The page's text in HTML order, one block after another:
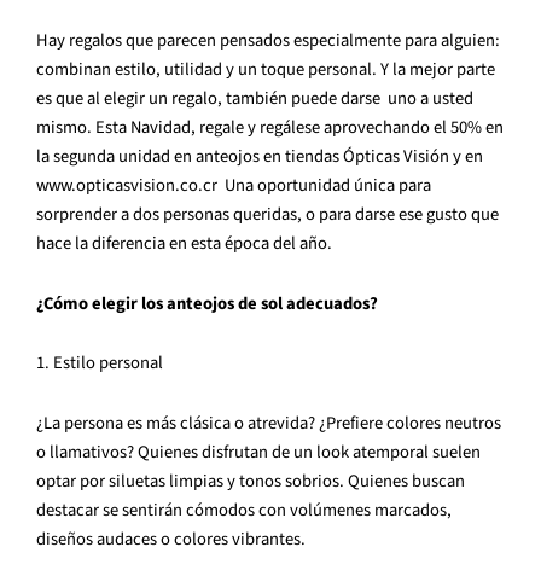
Hay regalos que parecen pensados especialmente para alguien:
combinan estilo, utilidad y un toque personal. Y la mejor parte
es que al elegir un regalo, también puede darse uno a usted
mismo. Esta Navidad, regale y regálese aprovechando el 50% en
la segunda unidad en anteojos en tiendas Ópticas Visión y en
www.opticasvision.co.cr Una oportunidad única para
sorprender a dos personas queridas, o para darse ese gusto que
hace la diferencia en esta época del año.
¿Cómo elegir los anteojos de sol adecuados?
1. Estilo personal
¿La persona es más clásica o atrevida? ¿Prefiere colores neutros
o llamativos? Quienes disfrutan de un look atemporal suelen
optar por siluetas limpias y tonos sobrios. Quienes buscan
destacar se sentirán cómodos con volúmenes marcados,
diseños audaces o colores vibrantes.